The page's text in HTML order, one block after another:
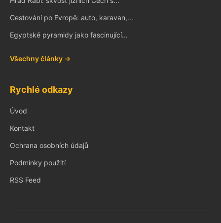
Cestování po Evropě: auto, karavan,...
Egyptské pyramidy jako fascinující...
Všechny články →
Rychlé odkazy
Úvod
Kontakt
Ochrana osobních údajů
Podmínky použití
RSS Feed